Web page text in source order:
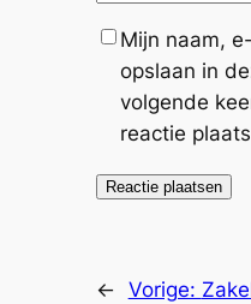
Mijn naam,
opslaan in
volgende
reactie
← Vorige: